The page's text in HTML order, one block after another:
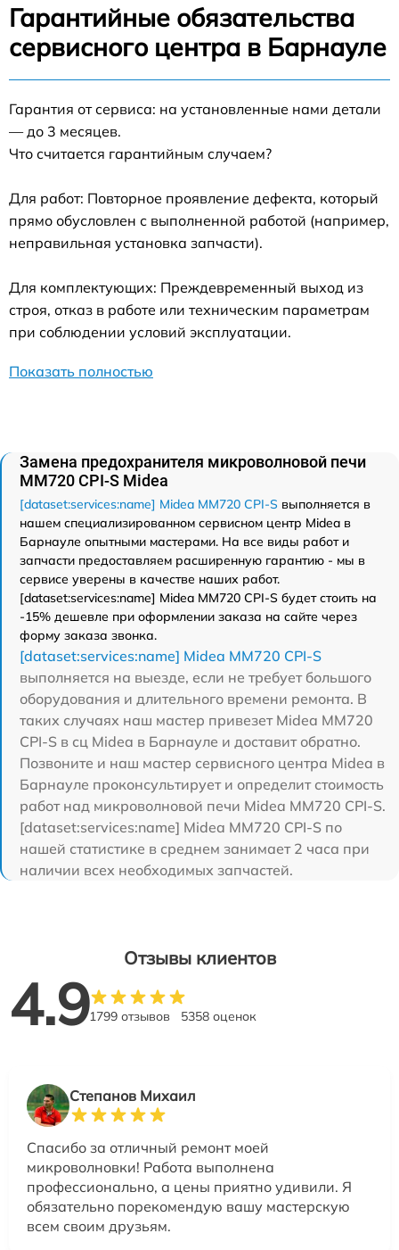
Гарантийные обязательства
сервисного центра в Барнауле
Гарантия от сервиса: на установленные нами детали
— до 3 месяцев.
Что считается гарантийным случаем?
Для работ: Повторное проявление дефекта, который
прямо обусловлен с выполненной работой (например,
неправильная установка запчасти).
Для комплектующих: Преждевременный выход из
строя, отказ в работе или техническим параметрам
при соблюдении условий эксплуатации.
Показать полностью
Замена предохранителя микроволновой печи
MM720 CPI-S Midea
[dataset:services:name] Midea MM720 CPI-S выполняется в
нашем специализированном сервисном центр Midea в
Барнауле опытными мастерами. На все виды работ и
запчасти предоставляем расширенную гарантию - мы в
сервисе уверены в качестве наших работ.
[dataset:services:name] Midea MM720 CPI-S будет стоить на
-15% дешевле при оформлении заказа на сайте через
форму заказа звонка.
[dataset:services:name] Midea MM720 CPI-S
выполняется на выезде, если не требует большого
оборудования и длительного времени ремонта. В
таких случаях наш мастер привезет Midea MM720
CPI-S в сц Midea в Барнауле и доставит обратно.
Позвоните и наш мастер сервисного центра Midea в
Барнауле проконсультирует и определит стоимость
работ над микроволновой печи Midea MM720 CPI-S.
[dataset:services:name] Midea MM720 CPI-S по
нашей статистике в среднем занимает 2 часа при
наличии всех необходимых запчастей.
Отзывы клиентов
4.91799 отзывов 5358 оценок
Степанов Михаил
Спасибо за отличный ремонт моей
микроволновки! Работа выполнена
профессионально, а цены приятно удивили. Я
обязательно порекомендую вашу мастерскую
всем своим друзьям.